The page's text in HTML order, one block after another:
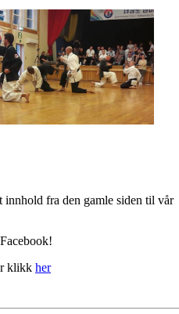
innhold fra den gamle siden til vår
klikk her